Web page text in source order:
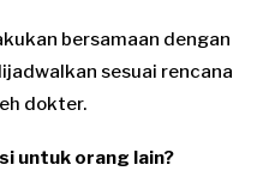
bersamaan dengan
sesuai rencana
dokter.
untuk orang lain?